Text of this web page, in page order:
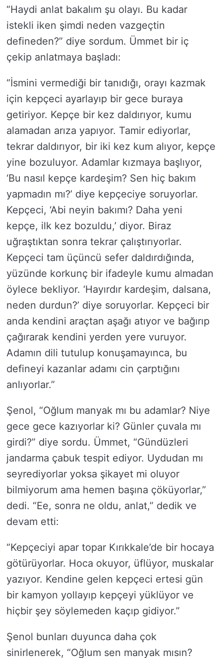
“Haydi anlat bakalım şu olayı. Bu kadar
istekli iken şimdi neden vazgeçtin
defineden?” diye sordum. Ümmet bir iç
çekip anlatmaya başladı:
“İsmini vermediği bir tanıdığı, orayı kazmak
için kepçeci ayarlayıp bir gece buraya
getiriyor. Kepçe bir kez daldırıyor, kumu
alamadan arıza yapıyor. Tamir ediyorlar,
tekrar daldırıyor, bir iki kez kum alıyor, kepçe
yine bozuluyor. Adamlar kızmaya başlıyor,
‘Bu nasıl kepçe kardeşim? Sen hiç bakım
yapmadın mı?’ diye kepçeciye soruyorlar.
Kepçeci, ‘Abi neyin bakımı? Daha yeni
kepçe, ilk kez bozuldu,’ diyor. Biraz
uğraştıktan sonra tekrar çalıştırıyorlar.
Kepçeci tam üçüncü sefer daldırdığında,
yüzünde korkunç bir ifadeyle kumu almadan
öylece bekliyor. ‘Hayırdır kardeşim, dalsana,
neden durdun?’ diye soruyorlar. Kepçeci bir
anda kendini araçtan aşağı atıyor ve bağırıp
çağırarak kendini yerden yere vuruyor.
Adamın dili tutulup konuşamayınca, bu
defineyi kazanlar adamı cin çarptığını
anlıyorlar.”
Şenol, “Oğlum manyak mı bu adamlar? Niye
gece gece kazıyorlar ki? Günler çuvala mı
girdi?” diye sordu. Ümmet, “Gündüzleri
jandarma çabuk tespit ediyor. Uydudan mı
seyrediyorlar yoksa şikayet mi oluyor
bilmiyorum ama hemen başına çöküyorlar,”
dedi. “Ee, sonra ne oldu, anlat,” dedik ve
devam etti:
“Kepçeciyi apar topar Kırıkkale’de bir hocaya
götürüyorlar. Hoca okuyor, üflüyor, muskalar
yazıyor. Kendine gelen kepçeci ertesi gün
bir kamyon yollayıp kepçeyi yüklüyor ve
hiçbir şey söylemeden kaçıp gidiyor.”
Şenol bunları duyunca daha çok
sinirlenerek, “Oğlum sen manyak mısın?